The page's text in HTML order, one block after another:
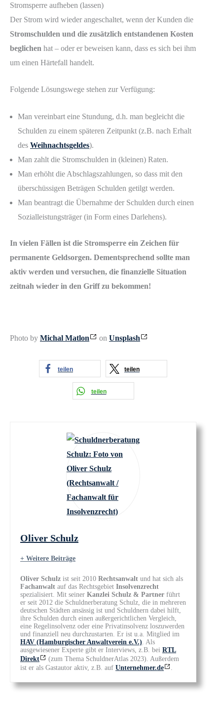
Stromsperre aufheben (lassen)
Der Strom wird wieder angeschaltet, wenn der Kunden die
Stromschulden und die zusätzlich entstandenen Kosten
beglichen hat – oder er beweisen kann, dass es sich bei ihm
um einen Härtefall handelt.
Folgende Lösungswege stehen zur Verfügung:
Man vereinbart eine Stundung, d.h. man begleicht die
Schulden zu einem späteren Zeitpunkt (z.B. nach Erhalt
des Weihnachtsgeldes).
Man zahlt die Stromschulden in (kleinen) Raten.
Man erhöht die Abschlagszahlungen, so dass mit den
überschüssigen Beträgen Schulden getilgt werden.
Man beantragt die Übernahme der Schulden durch einen
Sozialleistungsträger (in Form eines Darlehens).
In vielen Fällen ist die Stromsperre ein Zeichen für
permanente Geldsorgen. Dementsprechend sollte man
aktiv werden und versuchen, die finanzielle Situation
zeitnah wieder in den Griff zu bekommen!
Photo by Michal Matlon on Unsplash
teilen teilen
teilen
Oliver Schulz
+ Weitere Beiträge
Oliver Schulz ist seit 2010 Rechtsanwalt und hat sich als
Fachanwalt auf das Rechtsgebiet Insolvenzrecht
spezialisiert. Mit seiner Kanzlei Schulz & Partner führt
er seit 2012 die Schuldnerberatung Schulz, die in mehreren
deutschen Städten ansässig ist und Schuldnern dabei hilft,
ihre Schulden durch einen außergerichtlichen Vergleich,
eine Regelinsolvenz oder eine Privatinsolvenz loszuwerden
und finanziell neu durchzustarten. Er ist u.a. Mitglied im
HAV (Hamburgischer Anwaltverein e.V.). Als
ausgewiesener Experte gibt er Interviews, z.B. bei RTL
Direkt
(zum Thema SchuldnerAtlas 2023). Außerdem
ist er als Gastautor aktiv, z.B. auf Unternehmer.de .